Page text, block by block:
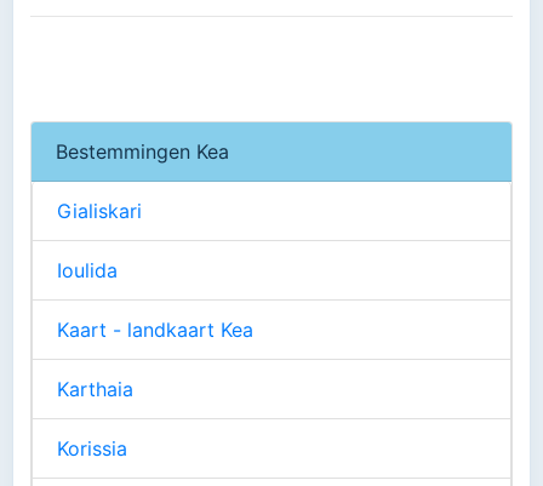
Bestemmingen Kea
Gialiskari
Ioulida
Kaart - landkaart Kea
Karthaia
Korissia